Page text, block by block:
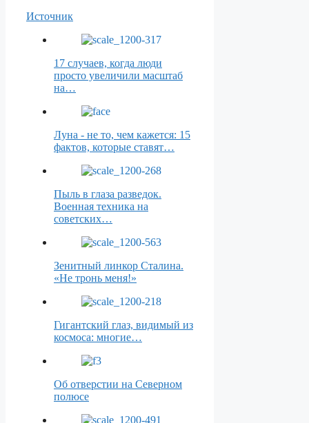
Источник
17 случаев, когда люди
просто увеличили масштаб
на…
Луна - не то, чем кажется: 15
фактов, которые ставят…
Пыль в глаза разведок.
Военная техника на
советских…
Зенитный линкор Сталина.
«Не тронь меня!»
Гигантский глаз, видимый из
космоса: многие…
Об отверстии на Северном
полюсе